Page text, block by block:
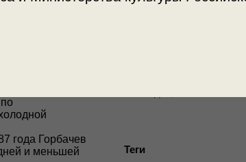
Теги
ЦК КПСС
эта
года Горбачев
и меньшей